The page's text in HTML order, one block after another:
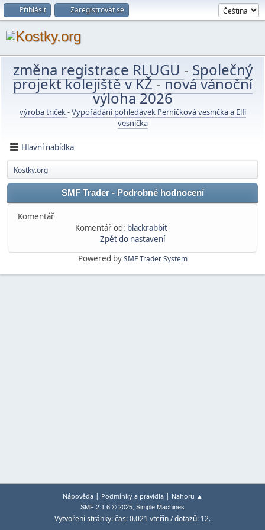
Přihlásit Zaregistrovat se
změna registrace RLUGU - Společný
projekt kolejiště v KŽ-nová vánoční
výloha 2026
výroba triček-Vypořádání pohledávek Perníčková vesnička a Elfí
vesnička
Hlavní nabídka
Kostky.org
SMF Trader - Podrobné hodnocení
Komentář
Komentář od: blackrabbit
Zpět do nastavení
Powered bySMF Trader System
Nápověda| Podmínky a pravidla| Nahoru ▲
SMF 2.1.6 © 2025, Simple Machines
Vytvoření stránky: čas: 0.021 vteřin / dotazů: 12.